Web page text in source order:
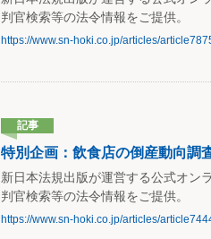
判官検索等の法令情報をご提供。
https://www.sn-hoki.co.jp/articles/
記事
特別企画：飲食店の倒産動向調
新日本法規出版が運営する公式オン
判官検索等の法令情報をご提供。
https://www.sn-hoki.co.jp/articles/